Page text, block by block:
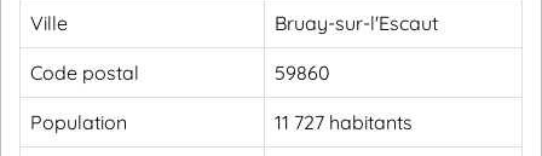
Ville Bruay-sur-l'Escaut
Code postal 59860
Population 11 727 habitants